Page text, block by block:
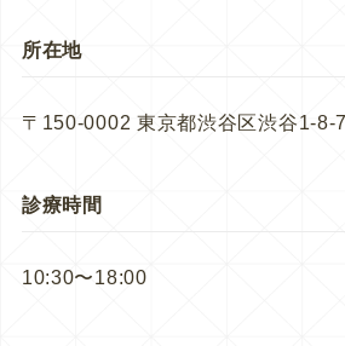
所在地
〒150-0002 東京都渋谷区渋谷1-8-
診療時間
10:30〜18:00